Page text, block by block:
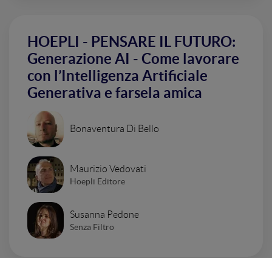
HOEPLI - PENSARE IL FUTURO:
Generazione AI - Come lavorare
con l’Intelligenza Artificiale
Generativa e farsela amica
Bonaventura Di Bello
Maurizio Vedovati
Hoepli Editore
Susanna Pedone
Senza Filtro